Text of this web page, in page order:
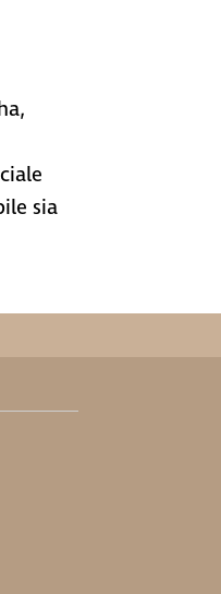
sia